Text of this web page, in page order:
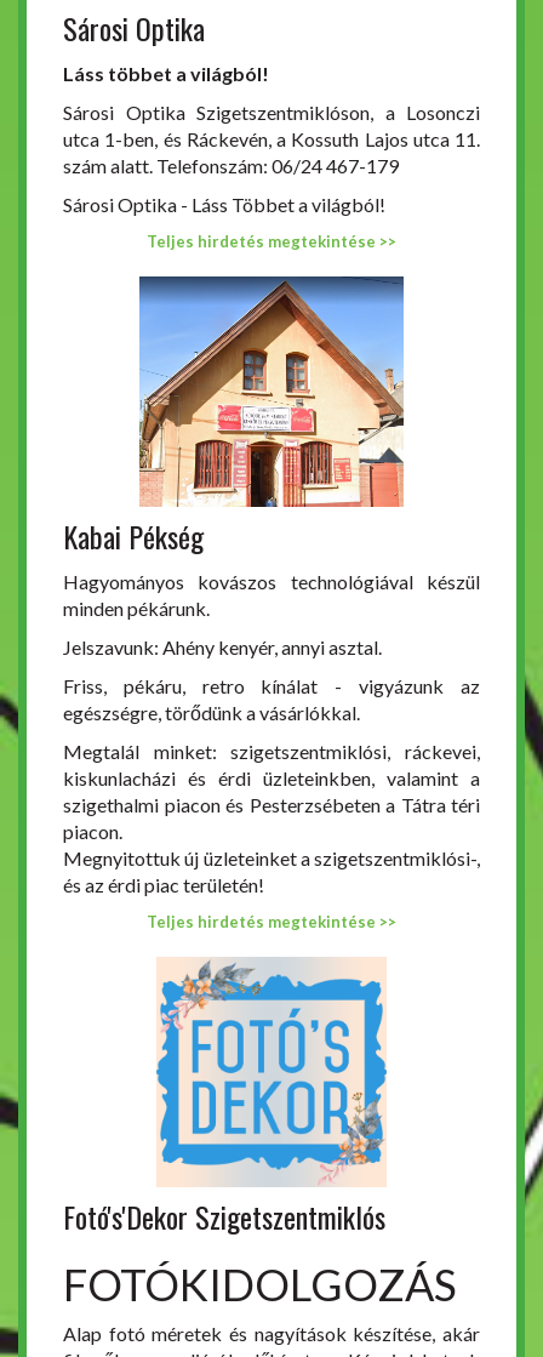
Sárosi Optika
Láss többet a világból!
Sárosi Optika Szigetszentmiklóson, a Losonczi
utca 1-ben, és Ráckevén, a Kossuth Lajos utca 11.
szám alatt. Telefonszám: 06/24 467-179
Sárosi Optika - Láss Többet a világból!
Teljes hirdetés megtekintése >>
Kabai Pékség
Hagyományos kovászos technológiával készül
minden pékárunk.
Jelszavunk: Ahény kenyér, annyi asztal.
Friss, pékáru, retro kínálat - vigyázunk az
egészségre, törődünk a vásárlókkal.
Megtalál minket: szigetszentmiklósi, ráckevei,
kiskunlacházi és érdi üzleteinkben, valamint a
szigethalmi piacon és Pesterzsébeten a Tátra téri
piacon.
Megnyitottuk új üzleteinket a szigetszentmiklósi-,
és az érdi piac területén!
Teljes hirdetés megtekintése >>
Fotó's'Dekor Szigetszentmiklós
FOTÓKIDOLGOZÁS
Alap fotó méretek és nagyítások készítése, akár